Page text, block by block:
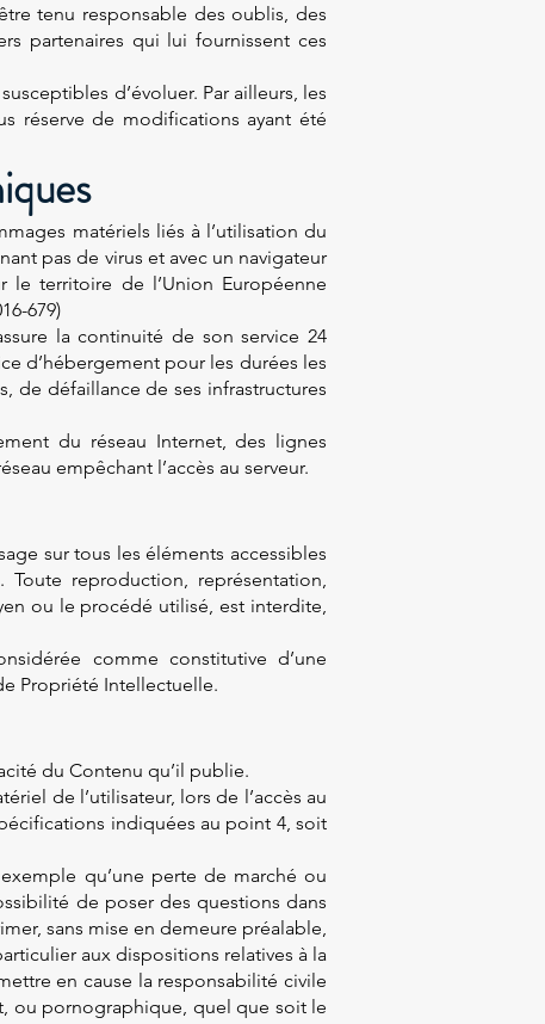
tenu responsable des oublis, des
partenaires qui lui fournissent ces
d’évoluer. Par ailleurs, les
réserve de modifications ayant été
matériels liés à l’utilisation du
pas de virus et avec un navigateur
le territoire de l’Union Européenne
679)
la continuité de son service 24
d’hébergement pour les durées les
de défaillance de ses infrastructures
du réseau Internet, des lignes
empêchant l’accès au serveur.
sur tous les éléments accessibles
reproduction, représentation,
ou le procédé utilisé, est interdite,
comme constitutive d’une
Propriété Intellectuelle.
du Contenu qu’il publie.
de l’utilisateur, lors de l’accès au
indiquées au point 4, soit
qu’une perte de marché ou
de poser des questions dans
sans mise en demeure préalable,
aux dispositions relatives à la
en cause la responsabilité civile
ou pornographique, quel que soit le